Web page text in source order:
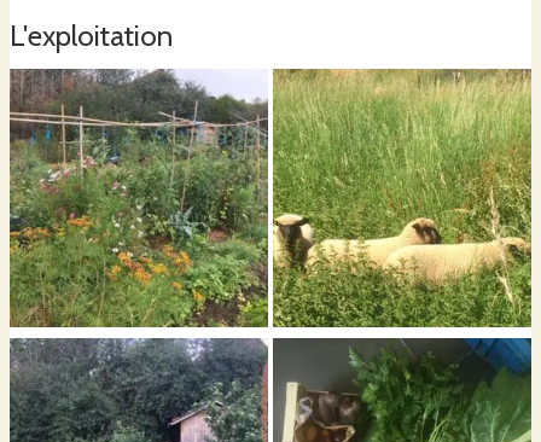
Je veille à utiliser le moins d'eau possible grâce aux techniques de paillage
Mes légumes, fruits, fleurs et herbes sont:
cultivés sans aucun produit phytosanitaire,
riches en minéraux et vitamines,
frais, récoltés à la demande. (Sauf pour les légumes d'hiver stockés
évidement.)
L'exploitation